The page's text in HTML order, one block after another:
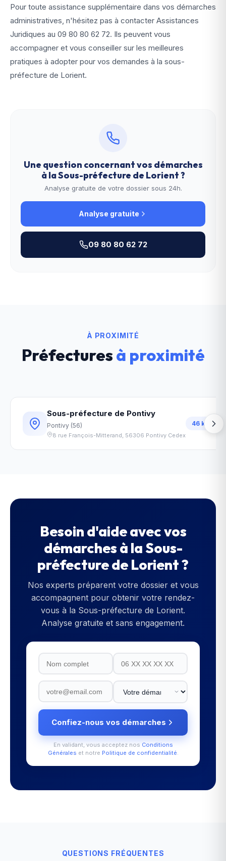
Pour toute assistance supplémentaire dans vos démarches
administratives, n'hésitez pas à contacter Assistances
Juridiques au 09 80 80 62 72. Ils peuvent vous
accompagner et vous conseiller sur les meilleures
pratiques à adopter pour vos demandes à la sous-
préfecture de Lorient.
Une question concernant vos démarches
à laSous-préfecture de Lorient?
Analyse gratuite de votre dossier sous 24h.
Analyse gratuite
09 80 80 62 72
À PROXIMITÉ
Préfecturesà proximité
Sous-préfecture de Pontivy
Pontivy (56)
8 rue François-Mitterand, 56306 Pontivy Cedex
46 km
Besoin d'aide avec vos
démarches à laSous-
préfecture de Lorient?
Nos experts préparent votre dossier et vous
accompagnent pour obtenir votre rendez-
vous à la Sous-préfecture de Lorient.
Analyse gratuite et sans engagement.
Confiez-nous vos démarches
En validant, vous acceptez nos Conditions
Générales et notre Politique de confidentialité.
QUESTIONS FRÉQUENTES